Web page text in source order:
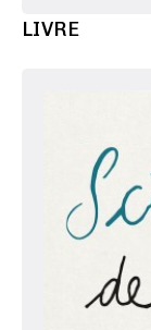
choisi À
LIVRE